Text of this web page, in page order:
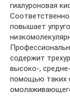
гиалуроновая
повышает
содержит
высоко-,
помощью таких